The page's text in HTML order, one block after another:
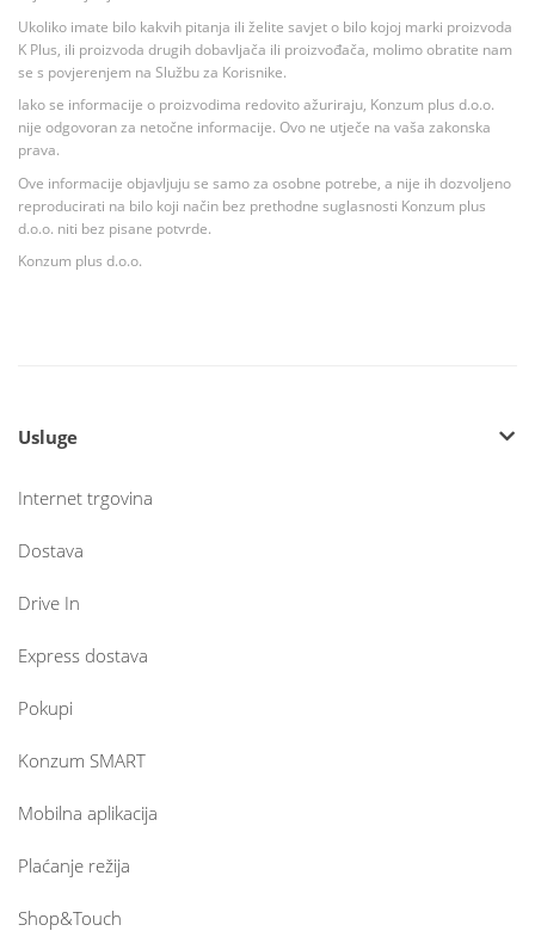
Ukoliko imate bilo kakvih pitanja ili želite savjet o bilo kojoj marki proizvoda
K Plus, ili proizvoda drugih dobavljača ili proizvođača, molimo obratite nam
se s povjerenjem na Službu za Korisnike.
Iako se informacije o proizvodima redovito ažuriraju, Konzum plus d.o.o.
nije odgovoran za netočne informacije. Ovo ne utječe na vaša zakonska
prava.
Ove informacije objavljuju se samo za osobne potrebe, a nije ih dozvoljeno
reproducirati na bilo koji način bez prethodne suglasnosti Konzum plus
d.o.o. niti bez pisane potvrde.
Konzum plus d.o.o.
Usluge
Internet trgovina
Dostava
Drive In
Express dostava
Pokupi
Konzum SMART
Mobilna aplikacija
Plaćanje režija
Shop&Touch